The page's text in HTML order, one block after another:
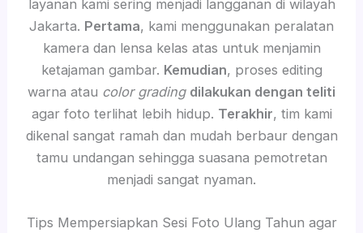
layanan kami sering menjadi langganan di wilayah
Jakarta. Pertama, kami menggunakan peralatan
kamera dan lensa kelas atas untuk menjamin
ketajaman gambar. Kemudian, proses editing
warna atau color grading dilakukan dengan teliti
agar foto terlihat lebih hidup. Terakhir, tim kami
dikenal sangat ramah dan mudah berbaur dengan
tamu undangan sehingga suasana pemotretan
menjadi sangat nyaman.
Tips Mempersiapkan Sesi Foto Ulang Tahun agar